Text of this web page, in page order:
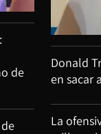
de
Donald
en sacar
La